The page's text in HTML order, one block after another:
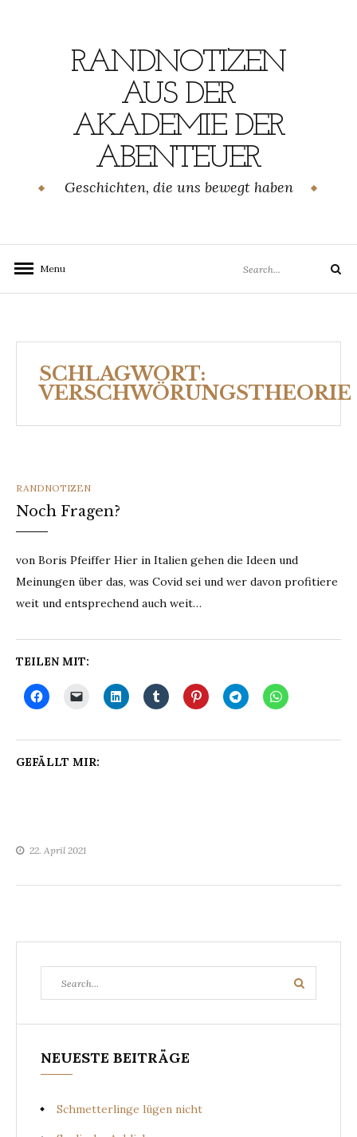
RANDNOTIZEN
AUS DER
AKADEMIE DER
ABENTEUER
Geschichten, die uns bewegt haben
Menu
for:
Search
SCHLAGWORT:
VERSCHWÖRUNGSTHEORIE
CATEGORIES
RANDNOTIZEN
Noch Fragen?
von Boris Pfeiffer Hier in Italien gehen die Ideen und
Meinungen über das, was Covid sei und wer davon profitiere
weit und entsprechend auch weit…
TEILEN MIT:
GEFÄLLT MIR:
22. April 2021
for:
Search
NEUESTE BEITRÄGE
Schmetterlinge lügen nicht